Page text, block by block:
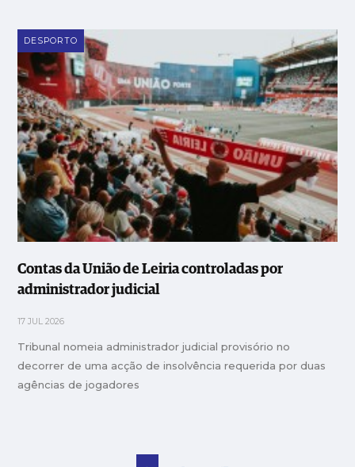
DESPORTO
Contas da União de Leiria controladas por
administrador judicial
17 JUL 2026
Tribunal nomeia administrador judicial provisório no
decorrer de uma acção de insolvência requerida por duas
agências de jogadores